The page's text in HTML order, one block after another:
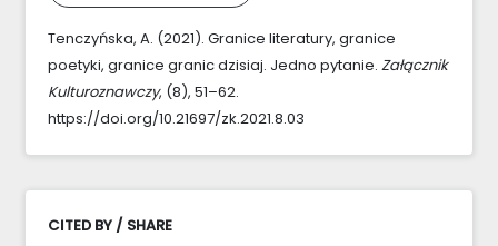
Tenczyńska, A. (2021). Granice literatury, granice
poetyki, granice granic dzisiaj. Jedno pytanie. Załącznik
Kulturoznawczy, (8), 51–62.
https://doi.org/10.21697/zk.2021.8.03
CITED BY / SHARE